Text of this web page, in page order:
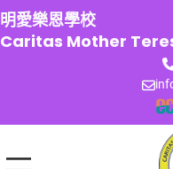
跳
至
主
明愛樂恩學校
Caritas Mother